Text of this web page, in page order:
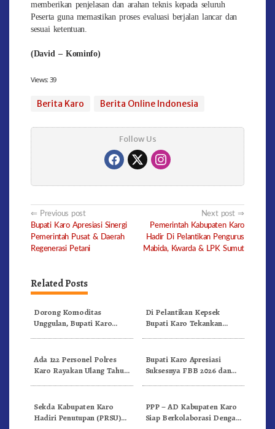
memberikan penjelasan dan arahan teknis kepada seluruh
Peserta guna memastikan proses evaluasi berjalan lancar dan
sesuai ketentuan.
(David – Kominfo)
Views: 39
Berita Karo Berita Online Indonesia
Follow Us
Post
navigation
Previous post
Bupati Karo Apresiasi Sinergi
Pemerintah Pusat & Daerah
Regenerasi Petani
Next post
Pemerintah Kabupaten Karo
Hadir Di Pelantikan Pengurus
Mabida, Kwarda & LPK Sumut
Related Posts
Dorong Komoditas
Unggulan, Bupati Karo
Di Pelantikan Kepsek
Bupati Karo Tekankan
Ada 122 Personel Polres
Karo Rayakan Ulang Tahun
Bupati Karo Apresiasi
Suksesnya FBB 2026 dan
Sekda Kabupaten Karo
Hadiri Penutupan (PRSU)
PPP – AD Kabupaten Karo
Siap Berkolaborasi Dengan